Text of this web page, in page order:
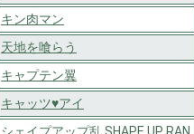
キン肉マン
天地を喰らう
キャプテン翼
キャッツ♥アイ
シェイプアップ乱 SHAPE UP RAN